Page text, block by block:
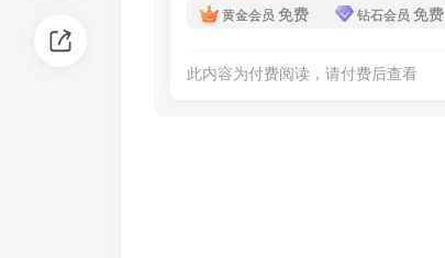
黄金会员 免费 钻石会员 免费
此内容为付费阅读，请付费后查看